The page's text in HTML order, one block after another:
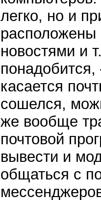
легко, но и
расположены
новостями и
касается
сошелся,
же вообще
почтовой
вывести и
общаться с